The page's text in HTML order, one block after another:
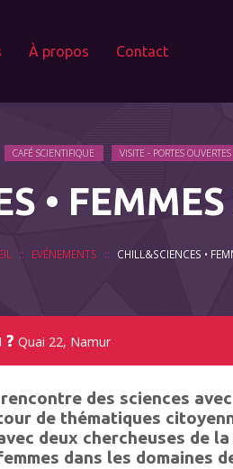
À propos Contact
CAFÉ SCIENTIFIQUE VISITE - PORTES OUVERTES
•
EVÉNEMENTS CHILL&SCIENCES • FEMMES
? Quai 22, Namur
des sciences
de thématiques
deux chercheuses de
dans les domaines